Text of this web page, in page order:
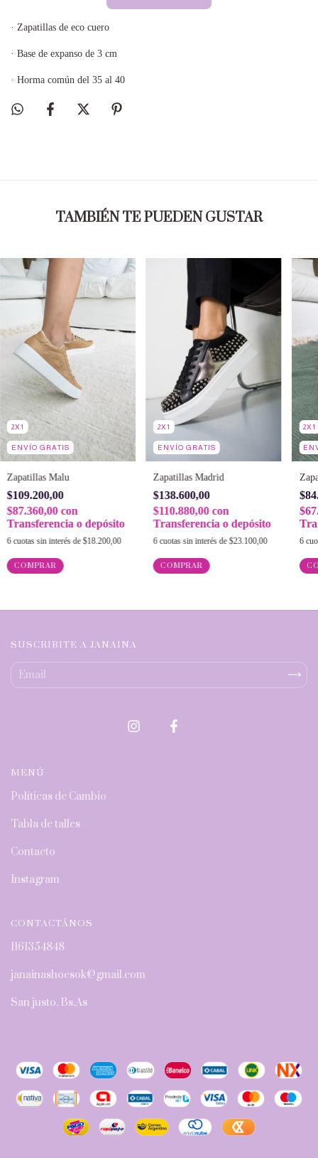
· Zapatillas de eco cuero
· Base de expanso de 3 cm
· Horma común del 35 al 40
TAMBIÉN TE PUEDEN GUSTAR
2X1
ENVÍO GRATIS
Zapatillas Malu
$109.200,00
$87.360,00con
Transferencia o depósito
6 cuotas sin interés de$18.200,00
COMPRAR
2X1
ENVÍO GRATIS
Zapatillas Madrid
$138.600,00
$110.880,00con
Transferencia o depósito
6 cuotas sin interés de$23.100,00
COMPRAR
2X1
6
SUSCRIBITE A JANAINA
MENÚ
Políticas de Cambio
Tabla de talles
Contacto
Instagram
CONTACTÁNOS
1161354848
janainashoesok@gmail.com
San justo, Bs.As